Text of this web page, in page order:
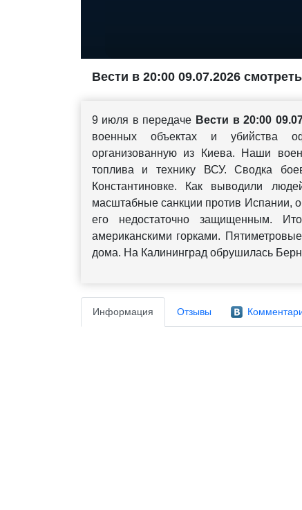
Вести в 20:00 09.07.2026
9 июля в передаче Вести в 20:00
военных объектах и убийства
организованную из Киева. Наши
топлива и технику ВСУ. Сводка
Константиновке. Как выводили
масштабные санкции против Испании,
его недостаточно защищенным.
американскими горками.
дома. На Калининград обрушилась
Информация Отзывы